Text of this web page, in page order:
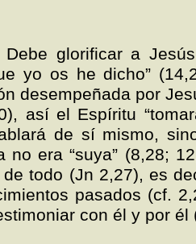
glorificar a
yo os he dicho”
desempeñada por
así el Espíritu
de sí mismo,
era “suya” (8,28;
todo (Jn 2,27), es
pasados (cf.
con él y por él